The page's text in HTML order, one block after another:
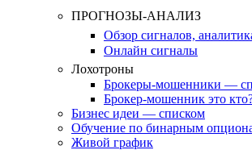
ПРОГНОЗЫ-АНАЛИЗ
Обзор сигналов,
Онлайн сигналы
Лохотроны
Брокеры-мошенники —
Брокер-мошенник это
Бизнес идеи — списком
Обучение по бинарным
Живой график